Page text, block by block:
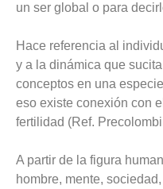
un ser global o para
Hace referencia al
y a la dinámica que
conceptos en una
eso existe conexión con
fertilidad (Ref.
A partir de la figura
hombre, mente,